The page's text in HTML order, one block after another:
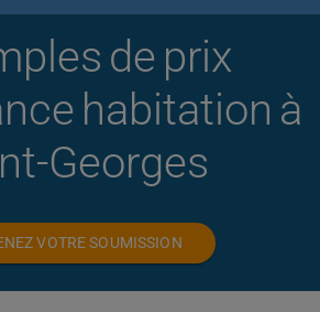
de prix
habitation à
Georges
VOTRE SOUMISSION